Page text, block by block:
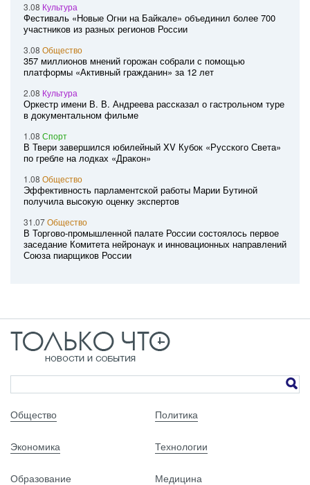
3.08 Культура
Фестиваль «Новые Огни на Байкале» объединил более 700
участников из разных регионов России
3.08 Общество
357 миллионов мнений горожан собрали с помощью
платформы «Активный гражданин» за 12 лет
2.08 Культура
Оркестр имени В. В. Андреева рассказал о гастрольном туре
в документальном фильме
1.08 Спорт
В Твери завершился юбилейный XV Кубок «Русского Света»
по гребле на лодках «Дракон»
1.08 Общество
Эффективность парламентской работы Марии Бутиной
получила высокую оценку экспертов
31.07Общество
В Торгово-промышленной палате России состоялось первое
заседание Комитета нейронаук и инновационных направлений
Союза пиарщиков России
Общество Политика
Экономика Технологии
Образование Медицина